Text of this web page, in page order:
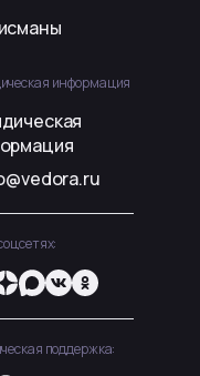
информация
поддержка: